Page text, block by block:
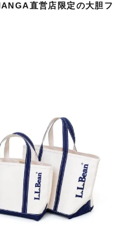
直営店限定の大胆フ